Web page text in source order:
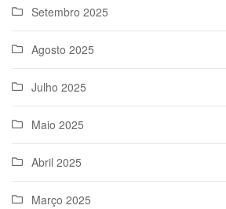
Setembro 2025
Agosto 2025
Julho 2025
Maio 2025
Abril 2025
Março 2025